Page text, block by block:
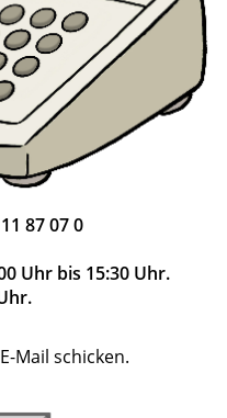
87 07 0
Uhr bis 15:30 Uhr.
Mail schicken.